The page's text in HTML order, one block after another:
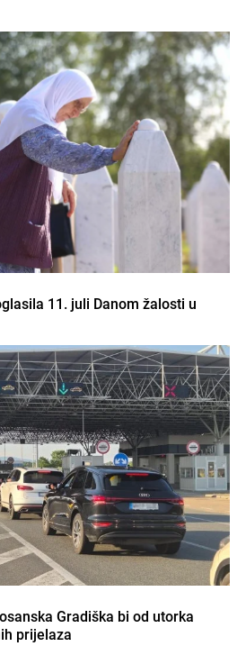
11. juli Danom žalosti u
Gradiška bi od utorka
prijelaza